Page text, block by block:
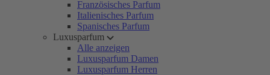
Französisches Parfum
Italienisches Parfum
Spanisches Parfum
Luxusparfum
Alle anzeigen
Luxusparfum Damen
Luxusparfum Herren